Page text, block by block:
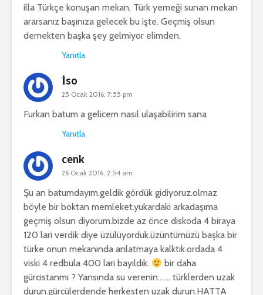
illa Türkçe konuşan mekan, Türk yemeği sunan mekan
ararsanız başınıza gelecek bu işte. Geçmiş olsun
demekten başka şey gelmiyor elimden.
Yanıtla
İso
25 Ocak 2016, 7:55 pm
Furkan batum a gelicem nasıl ulaşabilirim sana
Yanıtla
cenk
26 Ocak 2016, 2:54 am
Şu an batumdayım.geldik gördük gidiyoruz.olmaz
böyle bir boktan memleket.yukardaki arkadaşıma
geçmiş olsun diyorum.bizde az önce diskoda 4 biraya
120 lari verdik diye üzülüyorduk.üzüntümüzü başka bir
türke onun mekanında anlatmaya kalktık.ordada 4
viski 4 redbula 400 lari bayıldık.
bir daha
gürcistanmı ? Yansında su verenin……. türklerden uzak
durun.gürcülerdende herkesten uzak durun.HATTA